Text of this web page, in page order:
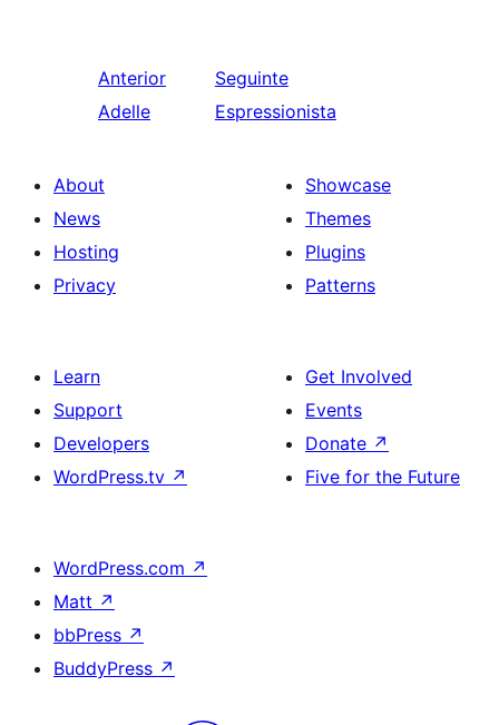
Anterior
Adelle
Seguinte
Espressionista
About
News
Hosting
Privacy
Showcase
Themes
Plugins
Patterns
Learn
Support
Developers
WordPress.tv ↗
Get Involved
Events
Donate ↗
Five for the Future
WordPress.com ↗
Matt ↗
bbPress ↗
BuddyPress ↗